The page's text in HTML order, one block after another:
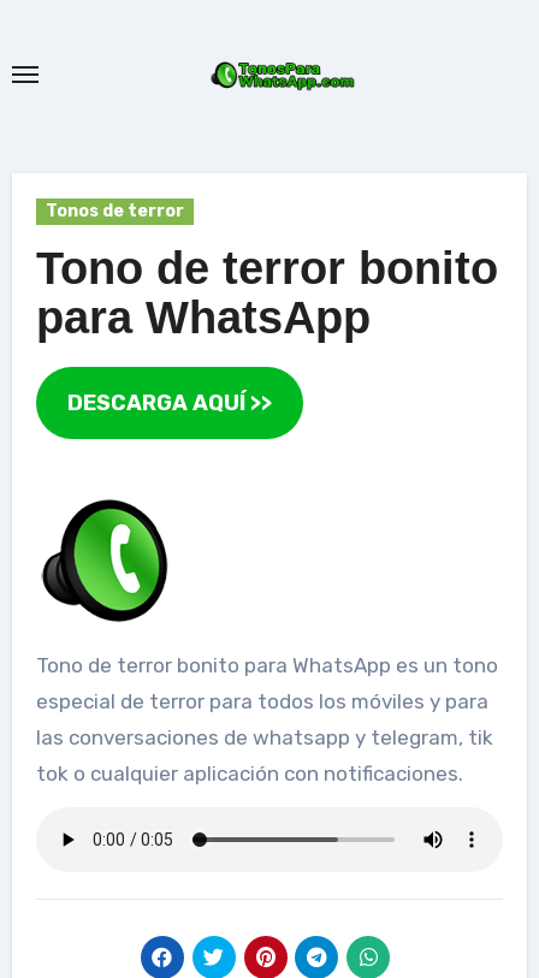
contenido
Tonos de terror
Tono de terror bonito
para WhatsApp
DESCARGA AQUÍ >>
Tono de terror bonito para WhatsApp es un tono
especial de terror para todos los móviles y para
las conversaciones de whatsapp y telegram, tik
tok o cualquier aplicación con notificaciones.